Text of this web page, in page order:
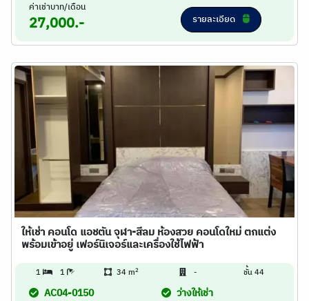
ค่าเช่าบาท/เดือน
27,000.- รายละเอียด
ให้เช่า คอนโด แอชตัน จุฬา-สีลม ห้องสวย คอนโดใหม่ ตกแต่ง
พร้อมเข้าอยู่ เฟอร์นิเจอร์และเครื่องใช้ไฟฟ้า
1 1 34 m2 - ชั้น 44
AC04-0150 ว่างให้เช่า